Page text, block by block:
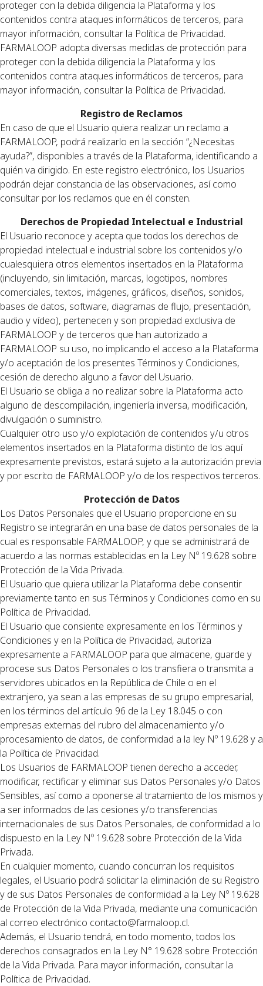
proteger con la debida diligencia la Plataforma y los
contenidos contra ataques informáticos de terceros, para
mayor información, consultar la Política de Privacidad.
FARMALOOP adopta diversas medidas de protección para
proteger con la debida diligencia la Plataforma y los
contenidos contra ataques informáticos de terceros, para
mayor información, consultar la Política de Privacidad.
Registro de Reclamos
En caso de que el Usuario quiera realizar un reclamo a
FARMALOOP, podrá realizarlo en la sección “¿Necesitas
ayuda?”, disponibles a través de la Plataforma, identificando a
quién va dirigido. En este registro electrónico, los Usuarios
podrán dejar constancia de las observaciones, así como
consultar por los reclamos que en él consten.
Derechos de Propiedad Intelectual e Industrial
El Usuario reconoce y acepta que todos los derechos de
propiedad intelectual e industrial sobre los contenidos y/o
cualesquiera otros elementos insertados en la Plataforma
(incluyendo, sin limitación, marcas, logotipos, nombres
comerciales, textos, imágenes, gráficos, diseños, sonidos,
bases de datos, software, diagramas de flujo, presentación,
audio y vídeo), pertenecen y son propiedad exclusiva de
FARMALOOP y de terceros que han autorizado a
FARMALOOP su uso, no implicando el acceso a la Plataforma
y/o aceptación de los presentes Términos y Condiciones,
cesión de derecho alguno a favor del Usuario.
El Usuario se obliga a no realizar sobre la Plataforma acto
alguno de descompilación, ingeniería inversa, modificación,
divulgación o suministro.
Cualquier otro uso y/o explotación de contenidos y/u otros
elementos insertados en la Plataforma distinto de los aquí
expresamente previstos, estará sujeto a la autorización previa
y por escrito de FARMALOOP y/o de los respectivos terceros.
Protección de Datos
Los Datos Personales que el Usuario proporcione en su
Registro se integrarán en una base de datos personales de la
cual es responsable FARMALOOP, y que se administrará de
acuerdo a las normas establecidas en la Ley Nº 19.628 sobre
Protección de la Vida Privada.
El Usuario que quiera utilizar la Plataforma debe consentir
previamente tanto en sus Términos y Condiciones como en su
Política de Privacidad.
El Usuario que consiente expresamente en los Términos y
Condiciones y en la Política de Privacidad, autoriza
expresamente a FARMALOOP para que almacene, guarde y
procese sus Datos Personales o los transfiera o transmita a
servidores ubicados en la República de Chile o en el
extranjero, ya sean a las empresas de su grupo empresarial,
en los términos del artículo 96 de la Ley 18.045 o con
empresas externas del rubro del almacenamiento y/o
procesamiento de datos, de conformidad a la ley Nº 19.628 y a
la Política de Privacidad.
Los Usuarios de FARMALOOP tienen derecho a acceder,
modificar, rectificar y eliminar sus Datos Personales y/o Datos
Sensibles, así como a oponerse al tratamiento de los mismos y
a ser informados de las cesiones y/o transferencias
internacionales de sus Datos Personales, de conformidad a lo
dispuesto en la Ley Nº 19.628 sobre Protección de la Vida
Privada.
En cualquier momento, cuando concurran los requisitos
legales, el Usuario podrá solicitar la eliminación de su Registro
y de sus Datos Personales de conformidad a la Ley Nº 19.628
de Protección de la Vida Privada, mediante una comunicación
al correo electrónico contacto@farmaloop.cl.
Además, el Usuario tendrá, en todo momento, todos los
derechos consagrados en la Ley N° 19.628 sobre Protección
de la Vida Privada. Para mayor información, consultar la
Política de Privacidad.